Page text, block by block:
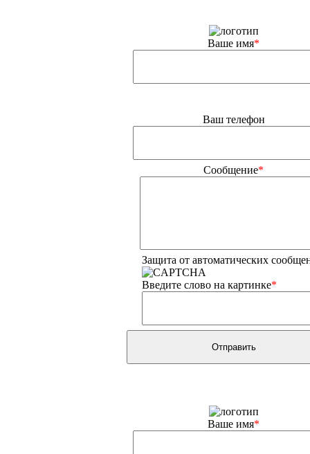
Ваше имя*
Ваш телефон
Сообщение*
Защита от автоматических
Введите слово на картинке*
Ваше имя*